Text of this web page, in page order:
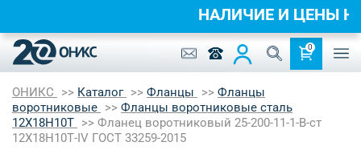
0
ОНИКС Каталог Фланцы
Фланцы
воротниковые
Фланцы воротниковые сталь
12Х18Н10Т
Фланец воротниковый 25-200-11-1-B-ст
12Х18Н10Т-IV ГОСТ 33259-2015
НАЛИЧИЕ И